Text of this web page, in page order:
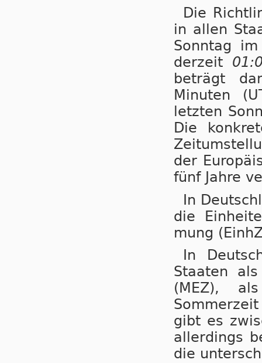
Die
in allen
Sonntag
derzeit
beträgt
Minuten
letzten
Die
der
fünf Jahre
In
die
mung
In
Staaten
(MEZ),
gibt es
aller­dings
die